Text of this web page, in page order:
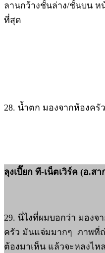
ลานกว้างชั้นล่าง/ชั้นบน ห
ที่สุด
28. น้ำตก มองจากห้องครั
ลุงเปี๊ยก ที-เน็ตเวิร์ค (อ.สา
29. นี่ไงที่ผมบอกว่า มองจ
ครัว มันแจ่มมากๆ ภาพที่
ต้องมาเห็น แล้วจะหลงไห